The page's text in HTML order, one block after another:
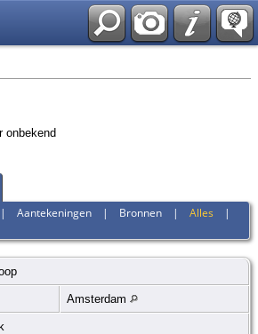
onbekend
Aantekeningen | Bronnen |Alles |
Amsterdam